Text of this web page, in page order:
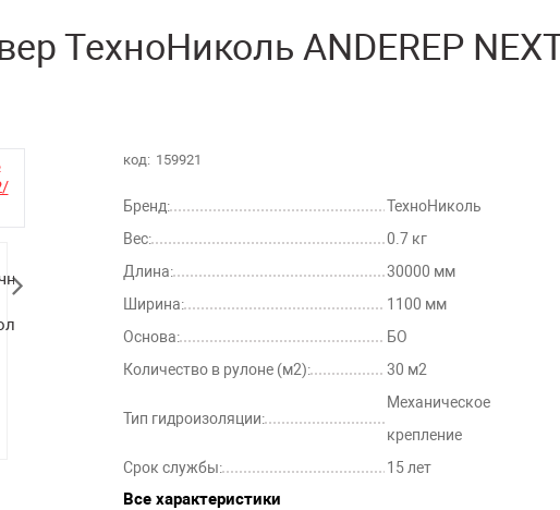
ТехноНиколь ANDEREP
код: 159921
Бренд:
ТехноНиколь
Вес:
0.7 кг
Длина:
30000 мм
Ширина:
1100 мм
Основа:
БО
Количество в рулоне (м2):
30 м2
Тип гидроизоляции:
Механическое
крепление
Срок службы:
15 лет
Все характеристики